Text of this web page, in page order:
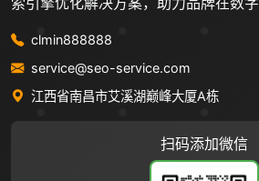
clmin888888
service@seo-service.com
江西省南昌市艾溪湖巅峰大厦A栋
扫码添加微信